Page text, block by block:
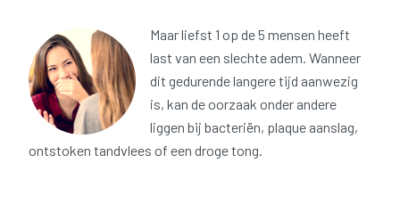
Maar liefst 1 op de 5 mensen heeft
last van een slechte adem. Wanneer
dit gedurende langere tijd aanwezig
is, kan de oorzaak onder andere
liggen bij bacteriën, plaque aanslag,
ontstoken tandvlees of een droge tong.